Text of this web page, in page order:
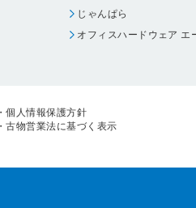
じゃんぱら
オフィスハードウェア エ
・個人情報保護方針
・古物営業法に基づく表示